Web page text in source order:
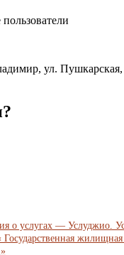
ул.
о услугах — Услуджио.